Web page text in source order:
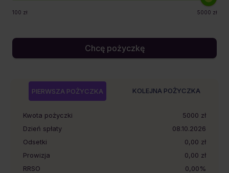
100 zł 5000 zł
Chcę pożyczkę
PIERWSZA POŻYCZKA KOLEJNA POŻYCZKA
Kwota pożyczki 5000 zł
Dzień spłaty
08.10.2026
Odsetki
0,00 zł
Prowizja
0,00 zł
RRSO
0,00%